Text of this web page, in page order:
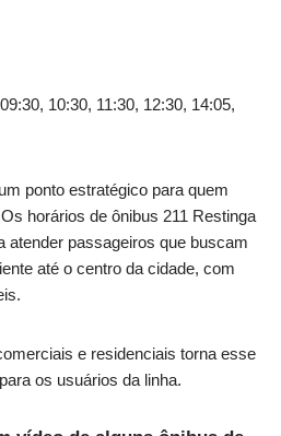
10:30, 11:30, 12:30, 14:05,
ponto estratégico para quem
horários de ônibus 211 Restinga
atender passageiros que buscam
até o centro da cidade, com
e residenciais torna esse
os usuários da linha.